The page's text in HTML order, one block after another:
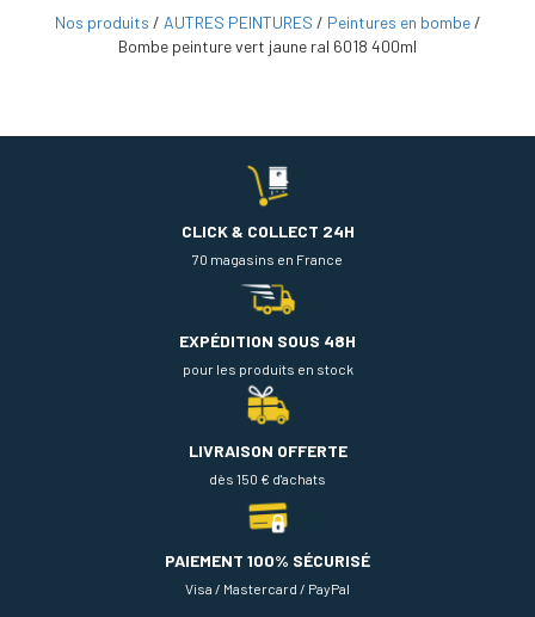
Nos produits / AUTRES PEINTURES / Peintures en bombe/
Bombe peinture vert jaune ral 6018 400ml
CLICK & COLLECT 24H
70 magasins en France
EXPÉDITION SOUS 48H
pour les produits en stock
LIVRAISON OFFERTE
dès 150 € d'achats
PAIEMENT 100% SÉCURISÉ
Visa / Mastercard / PayPal